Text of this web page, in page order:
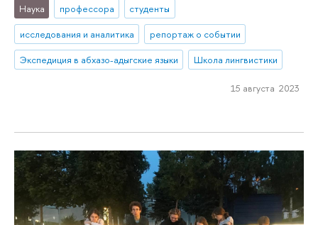
Наука профессора
студенты
исследования и аналитика
репортаж о событии
Экспедиция в абхазо-адыгские языки
Школа лингвистики
15 августа 2023